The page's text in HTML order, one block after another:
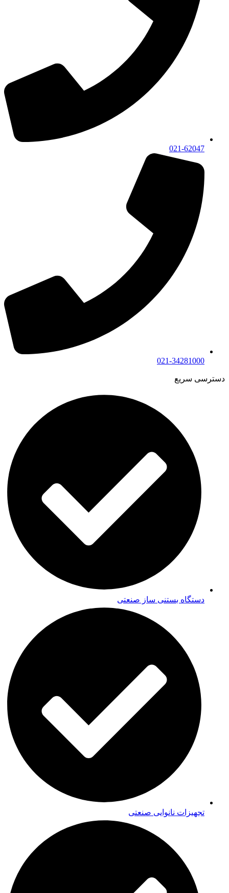
021-62047
021-34281000
دسترسی سریع
دستگاه بستنی ساز صنعتی
تجهیزات نانوایی صنعتی